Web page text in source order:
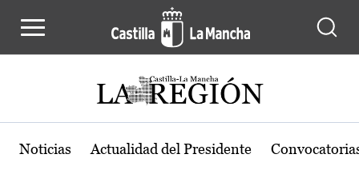
Actualidad de la región de Castilla-
Noticias Actualidad del Presidente